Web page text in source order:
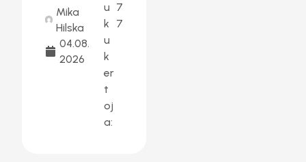
Mika
Hilska
04.08.
2026
u
k
u
k
er
t
oj
a:
7
7